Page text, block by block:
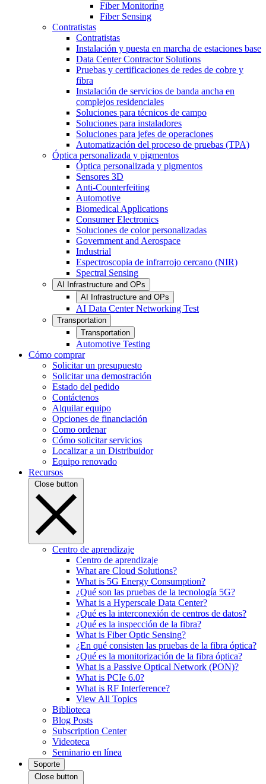
Fiber Monitoring
Fiber Sensing
Contratistas
Contratistas
Instalación y puesta en marcha de estaciones base
Data Center Contractor Solutions
Pruebas y certificaciones de redes de cobre y
fibra
Instalación de servicios de banda ancha en
complejos residenciales
Soluciones para técnicos de campo
Soluciones para instaladores
Soluciones para jefes de operaciones
Automatización del proceso de pruebas (TPA)
Óptica personalizada y pigmentos
Óptica personalizada y pigmentos
Sensores 3D
Anti-Counterfeiting
Automotive
Biomedical Applications
Consumer Electronics
Soluciones de color personalizadas
Government and Aerospace
Industrial
Espectroscopia de infrarrojo cercano (NIR)
Spectral Sensing
AI Infrastructure and OPs
AI Infrastructure and OPs
AI Data Center Networking Test
Transportation
Transportation
Automotive Testing
Cómo comprar
Solicitar un presupuesto
Solicitar una demostración
Estado del pedido
Contáctenos
Alquilar equipo
Opciones de financiación
Como ordenar
Cómo solicitar servicios
Localizar a un Distribuidor
Equipo renovado
Recursos
Close button
Centro de aprendizaje
Centro de aprendizaje
What are Cloud Solutions?
What is 5G Energy Consumption?
¿Qué son las pruebas de la tecnología 5G?
What is a Hyperscale Data Center?
¿Qué es la interconexión de centros de datos?
¿Qué es la inspección de la fibra?
What is Fiber Optic Sensing?
¿En qué consisten las pruebas de la fibra óptica?
¿Qué es la monitorización de la fibra óptica?
What is a Passive Optical Network (PON)?
What is PCIe 6.0?
What is RF Interference?
View All Topics
Biblioteca
Blog Posts
Subscription Center
Videoteca
Seminario en línea
Soporte
Close button